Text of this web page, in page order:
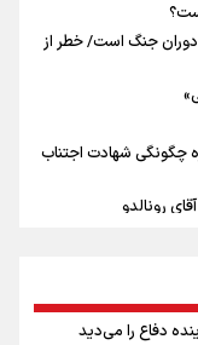
دوران جنگ است/ خطر از
چگونگی شهادت اجتناب
دایی نداشت/
دفاع را می‌دید